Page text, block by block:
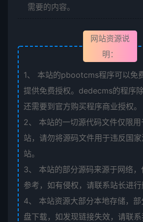
需要的内容。
网站资源说
明：
1、
本站的pbootcms程序可以免
提供免费授权。dedecms的程序除
还需要到官方购买程序商业授权。
2、
本站的一切源代码文件仅限
站，请勿将源码文件用于违反国
站。
3、
本站的部分源码来源于网络
参考，如有侵权，请联系站长进行
4、
本站资源大部分本地存储，
盘下载，如发现链接失效，请联